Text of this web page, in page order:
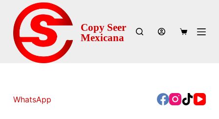
a
Copy Seer
Mexicana
WhatsApp